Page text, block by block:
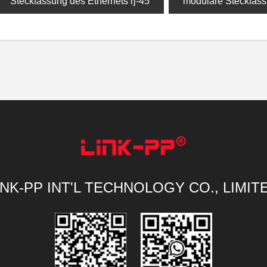
PP INT'L TECHNOLOGY CO.,